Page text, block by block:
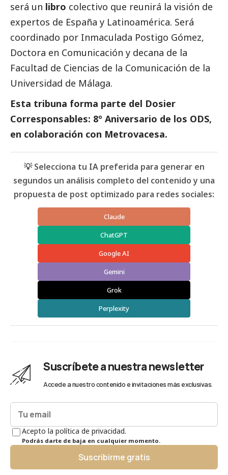
será un libro colectivo que reunirá la visión de
expertos de España y Latinoamérica. Será
coordinado por Inmaculada Postigo Gómez,
Doctora en Comunicación y decana de la
Facultad de Ciencias de la Comunicación de la
Universidad de Málaga.
Esta tribuna forma parte del Dosier
Corresponsables: 8º Aniversario de los ODS,
en colaboración con Metrovacesa.
💡 Selecciona tu IA preferida para generar en
segundos un análisis completo del contenido y una
propuesta de post optimizado para redes sociales:
Claude
ChatGPT
Google AI
Gemini
Grok
Perplexity
Suscríbete a nuestra newsletter
Accede a nuestro contenido e invitaciones más exclusivas.
Acepto la política de privacidad.
Podrás darte de baja en cualquier momento.
Suscribirme gratis